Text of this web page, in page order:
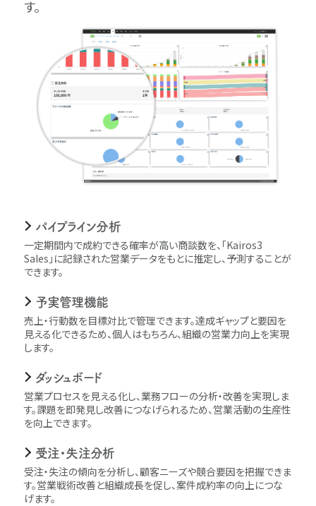
す。
パイプライン分析
一定期間内で成約できる確率が高い商談数を、｢Kairos3
Sales｣に記録された営業データをもとに推定し、予測することが
できます。
予実管理機能
売上・行動数を目標対比で管理できます。達成ギャップと要因を
見える化できるため、個人はもちろん、組織の営業力向上を実現
します。
ダッシュボード
営業プロセスを見える化し、業務フローの分析・改善を実現しま
す。課題を即発見し改善につなげられるため、営業活動の生産性
を向上できます。
受注・失注分析
受注・失注の傾向を分析し、顧客ニーズや競合要因を把握できま
す。営業戦術改善と組織成長を促し、案件成約率の向上につな
げます。